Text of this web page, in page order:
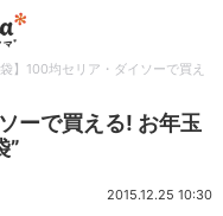
袋】100均セリア・ダイソーで買え
ーで買える! お年玉
”
2015.12.25 10:30